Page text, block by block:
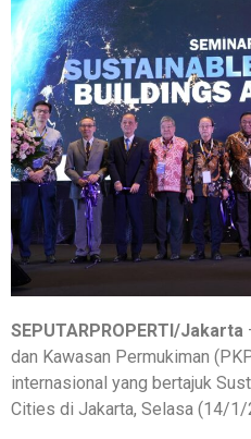
SEPUTARPROPERTI/Jakarta
dan Kawasan Permukiman
internasional yang bertajuk
Cities di Jakarta, Selasa (14/1/